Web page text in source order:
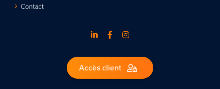
Contact
Accès client